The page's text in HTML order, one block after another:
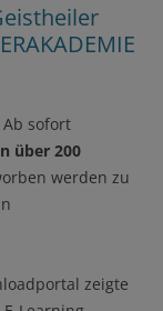
sofort
über 200
werden zu
zeigte